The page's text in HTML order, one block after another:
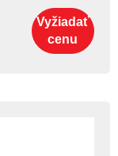
Vyžiadať
cenu